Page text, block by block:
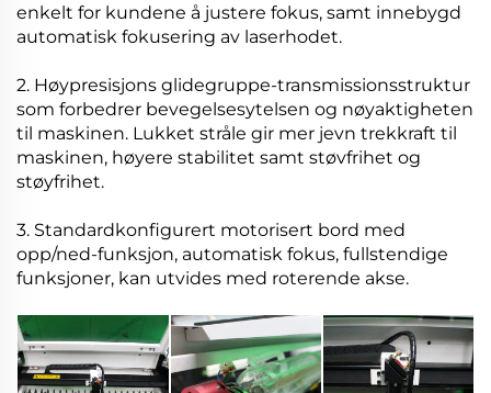
enkelt for kundene å justere fokus, samt innebygd
automatisk fokusering av laserhodet.
2. Høypresisjons glidegruppe-transmissionsstruktur
som forbedrer bevegelsesytelsen og nøyaktigheten
til maskinen. Lukket stråle gir mer jevn trekkraft til
maskinen, høyere stabilitet samt støvfrihet og
støyfrihet.
3. Standardkonfigurert motorisert bord med
opp/ned-funksjon, automatisk fokus, fullstendige
funksjoner, kan utvides med roterende akse.